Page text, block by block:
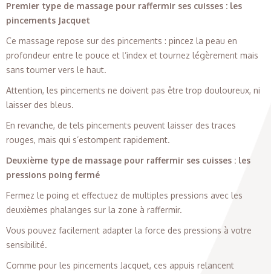
Premier type de massage pour raffermir ses cuisses : les
pincements Jacquet
Ce massage repose sur des pincements : pincez la peau en
profondeur entre le pouce et l’index et tournez légèrement mais
sans tourner vers le haut.
Attention, les pincements ne doivent pas être trop douloureux, ni
laisser des bleus.
En revanche, de tels pincements peuvent laisser des traces
rouges, mais qui s’estompent rapidement.
Deuxième type de massage pour raffermir ses cuisses : les
pressions poing fermé
Fermez le poing et effectuez de multiples pressions avec les
deuxièmes phalanges sur la zone à raffermir.
Vous pouvez facilement adapter la force des pressions à votre
sensibilité.
Comme pour les pincements Jacquet, ces appuis relancent